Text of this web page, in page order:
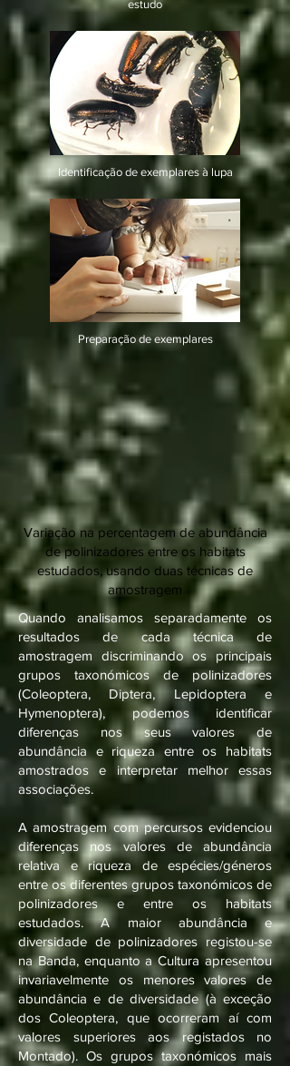
estudo
Identificação de exemplares à lupa
Preparação de exemplares
Variação na percentagem de abundância
de polinizadores entre os habitats
estudados, usando duas técnicas de
amostragem
Quando analisamos separadamente os
resultados de cada técnica de
amostragem discriminando os principais
grupos taxonómicos de polinizadores
(Coleoptera, Diptera, Lepidoptera e
Hymenoptera), podemos identificar
diferenças nos seus valores de
abundância e riqueza entre os habitats
amostrados e interpretar melhor essas
associações.
A amostragem com percursos evidenciou
diferenças nos valores de abundância
relativa e riqueza de espécies/géneros
entre os diferentes grupos taxonómicos de
polinizadores e entre os habitats
estudados. A maior abundância e
diversidade de polinizadores registou-se
na Banda, enquanto a Cultura apresentou
invariavelmente os menores valores de
abundância e de diversidade (à exceção
dos Coleoptera, que ocorreram aí com
valores superiores aos registados no
Montado). Os grupos taxonómicos mais